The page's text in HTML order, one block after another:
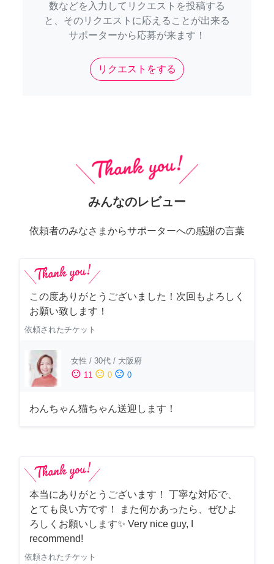
数などを入力してリクエストを投稿する
と、そのリクエストに応えることが出来る
サポーターから応募が来ます！
リクエストをする
みんなのレビュー
依頼者のみなさまからサポーターへの感謝の言葉
この度ありがとうございました！次回もよろしく
お願い致します！
依頼されたチケット
女性 / 30代 / 大阪府
sentiment_satisfied 11 sentiment_neutral 0 sentiment_dissatisfied 0
わんちゃん猫ちゃん送迎します！
本当にありがとうございます！ 丁寧な対応で、
とても良い方です！ また何かあったら、ぜひよ
ろしくお願いします✨ Very nice guy, I
recommend!
依頼されたチケット